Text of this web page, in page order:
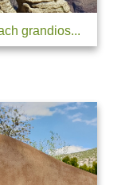
grandios...